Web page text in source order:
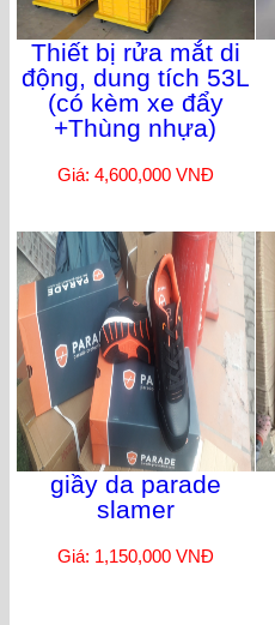
Thiết bị rửa mắt di
động, dung tích 53L
(có kèm xe đẩy
+Thùng nhựa)
Giá: 4,600,000 VNĐ
giầy da parade
slamer
Giá: 1,150,000 VNĐ